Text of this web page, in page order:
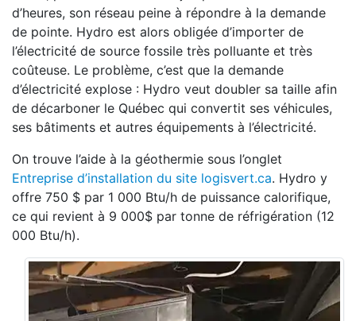
d’heures, son réseau peine à répondre à la demande
de pointe. Hydro est alors obligée d’importer de
l’électricité de source fossile très polluante et très
coûteuse. Le problème, c’est que la demande
d’électricité explose : Hydro veut doubler sa taille afin
de décarboner le Québec qui convertit ses véhicules,
ses bâtiments et autres équipements à l’électricité.
On trouve l’aide à la géothermie sous l’onglet
Entreprise d’installation du site logisvert.ca. Hydro y
offre 750 $ par 1 000 Btu/h de puissance calorifique,
ce qui revient à 9 000$ par tonne de réfrigération (12
000 Btu/h).